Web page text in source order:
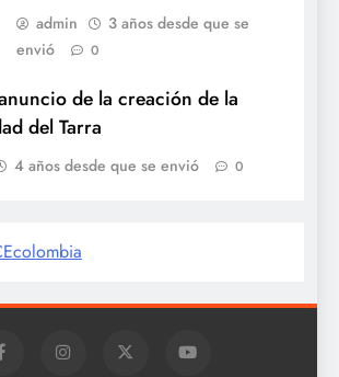
admin
3 años desde que se
envió
0
de la creación de la
del Tarra
4 años desde que se envió 0